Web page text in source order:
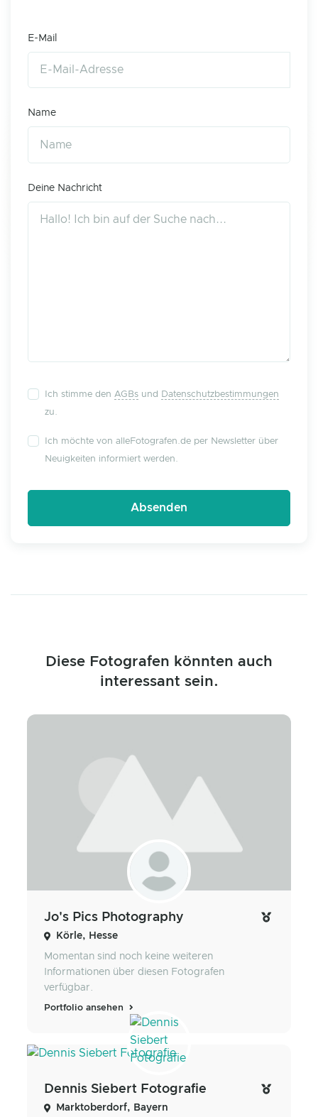
E-Mail
Name
Deine Nachricht
Ich stimme den AGBs und
Datenschutzbestimmungen
zu.
Ich möchte von alleFotografen.de per Newsletter über
Neuigkeiten informiert werden.
Diese Fotografen könnten auch
interessant sein.
Jo's Pics Photography
Körle, Hesse
Momentan sind noch keine weiteren
Informationen über diesen Fotografen
verfügbar.
Portfolio ansehen
Dennis Siebert Fotografie
Marktoberdorf, Bayern